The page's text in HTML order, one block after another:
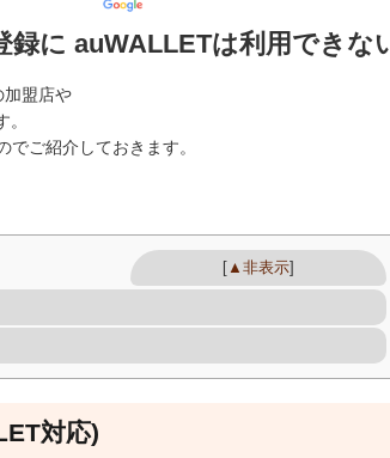
録に auWALLETは利用できな
加盟店や
ご紹介しておきます。
▲非表示
対応)